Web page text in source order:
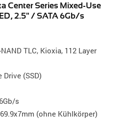
Center Series Mixed-Use
2.5" / SATA 6Gb/s
TLC, Kioxia, 112 Layer
(SSD)
s
(ohne Kühlkörper)